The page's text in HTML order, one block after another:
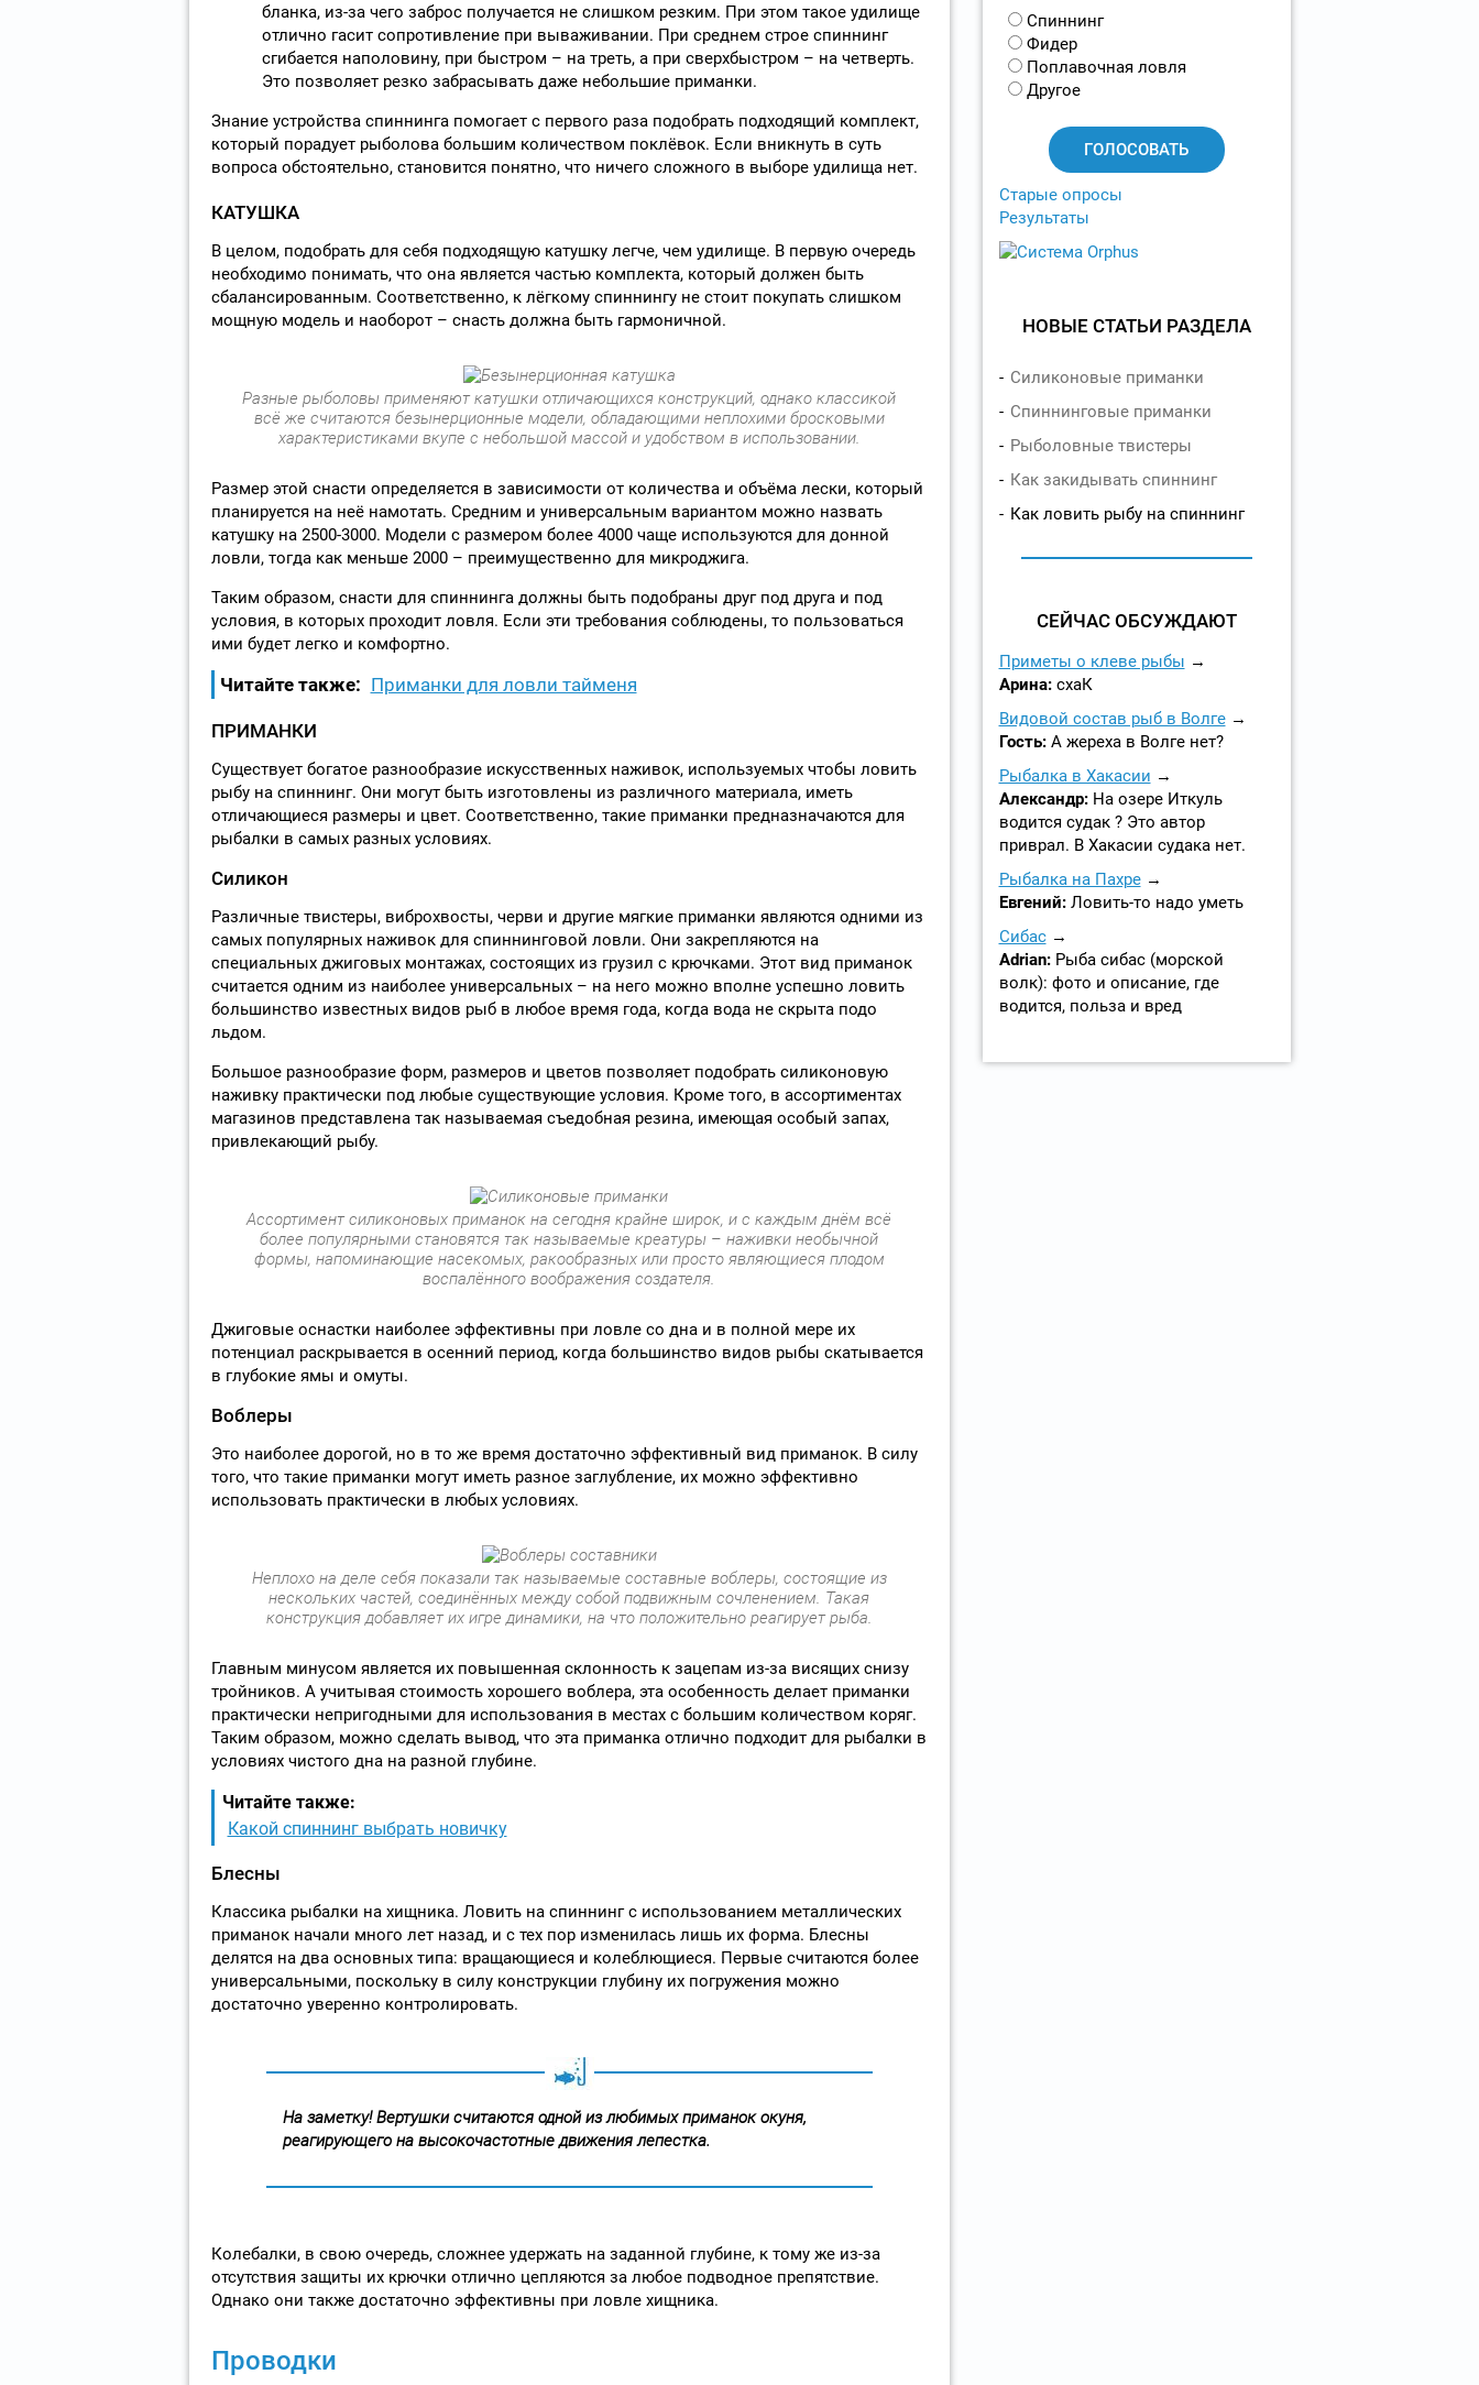
бланка, из-за чего заброс получается не слишком резким. При этом такое удилище
отлично гасит сопротивление при вываживании. При среднем строе спиннинг
сгибается наполовину, при быстром – на треть, а при сверхбыстром – на четверть.
Это позволяет резко забрасывать даже небольшие приманки.
Знание устройства спиннинга помогает с первого раза подобрать подходящий комплект,
который порадует рыболова большим количеством поклёвок. Если вникнуть в суть
вопроса обстоятельно, становится понятно, что ничего сложного в выборе удилища нет.
КАТУШКА
В целом, подобрать для себя подходящую катушку легче, чем удилище. В первую очередь
необходимо понимать, что она является частью комплекта, который должен быть
сбалансированным. Соответственно, к лёгкому спиннингу не стоит покупать слишком
мощную модель и наоборот – снасть должна быть гармоничной.
Разные рыболовы применяют катушки отличающихся конструкций, однако классикой
всё же считаются безынерционные модели, обладающими неплохими бросковыми
характеристиками вкупе с небольшой массой и удобством в использовании.
Размер этой снасти определяется в зависимости от количества и объёма лески, который
планируется на неё намотать. Средним и универсальным вариантом можно назвать
катушку на 2500-3000. Модели с размером более 4000 чаще используются для донной
ловли, тогда как меньше 2000 – преимущественно для микроджига.
Таким образом, снасти для спиннинга должны быть подобраны друг под друга и под
условия, в которых проходит ловля. Если эти требования соблюдены, то пользоваться
ими будет легко и комфортно.
Читайте также: Приманки для ловли тайменя
ПРИМАНКИ
Существует богатое разнообразие искусственных наживок, используемых чтобы ловить
рыбу на спиннинг. Они могут быть изготовлены из различного материала, иметь
отличающиеся размеры и цвет. Соответственно, такие приманки предназначаются для
рыбалки в самых разных условиях.
Силикон
Различные твистеры, виброхвосты, черви и другие мягкие приманки являются одними из
самых популярных наживок для спиннинговой ловли. Они закрепляются на
специальных джиговых монтажах, состоящих из грузил с крючками. Этот вид приманок
считается одним из наиболее универсальных – на него можно вполне успешно ловить
большинство известных видов рыб в любое время года, когда вода не скрыта подо
льдом.
Большое разнообразие форм, размеров и цветов позволяет подобрать силиконовую
наживку практически под любые существующие условия. Кроме того, в ассортиментах
магазинов представлена так называемая съедобная резина, имеющая особый запах,
привлекающий рыбу.
Ассортимент силиконовых приманок на сегодня крайне широк, и с каждым днём всё
более популярными становятся так называемые креатуры – наживки необычной
формы, напоминающие насекомых, ракообразных или просто являющиеся плодом
воспалённого воображения создателя.
Джиговые оснастки наиболее эффективны при ловле со дна и в полной мере их
потенциал раскрывается в осенний период, когда большинство видов рыбы скатывается
в глубокие ямы и омуты.
Воблеры
Это наиболее дорогой, но в то же время достаточно эффективный вид приманок. В силу
того, что такие приманки могут иметь разное заглубление, их можно эффективно
использовать практически в любых условиях.
Неплохо на деле себя показали так называемые составные воблеры, состоящие из
нескольких частей, соединённых между собой подвижным сочленением. Такая
конструкция добавляет их игре динамики, на что положительно реагирует рыба.
Главным минусом является их повышенная склонность к зацепам из-за висящих снизу
тройников. А учитывая стоимость хорошего воблера, эта особенность делает приманки
практически непригодными для использования в местах с большим количеством коряг.
Таким образом, можно сделать вывод, что эта приманка отлично подходит для рыбалки в
условиях чистого дна на разной глубине.
Читайте также:
Какой спиннинг выбрать новичку
Блесны
Классика рыбалки на хищника. Ловить на спиннинг с использованием металлических
приманок начали много лет назад, и с тех пор изменилась лишь их форма. Блесны
делятся на два основных типа: вращающиеся и колеблющиеся. Первые считаются более
универсальными, поскольку в силу конструкции глубину их погружения можно
достаточно уверенно контролировать.
На заметку! Вертушки считаются одной из любимых приманок окуня,
реагирующего на высокочастотные движения лепестка.
Колебалки, в свою очередь, сложнее удержать на заданной глубине, к тому же из-за
отсутствия защиты их крючки отлично цепляются за любое подводное препятствие.
Однако они также достаточно эффективны при ловле хищника.
Проводки
В
а
р
и
Спиннинг
Фидер
Поплавочная ловля
Другое
Старые опросы
Результаты
НОВЫЕ СТАТЬИ РАЗДЕЛА
Силиконовые приманки
Спиннинговые приманки
Рыболовные твистеры
Как закидывать спиннинг
Как ловить рыбу на спиннинг
СЕЙЧАС ОБСУЖДАЮТ
Приметы о клеве рыбы
Арина: схаК
Видовой состав рыб в Волге
Гость: А жереха в Волге нет?
Рыбалка в Хакасии
Александр: На озере Иткуль
водится судак ? Это автор
приврал. В Хакасии судака нет.
Рыбалка на Пахре
Евгений: Ловить-то надо уметь
Сибас
Adrian: Рыба сибас (морской
волк): фото и описание, где
водится, польза и вред